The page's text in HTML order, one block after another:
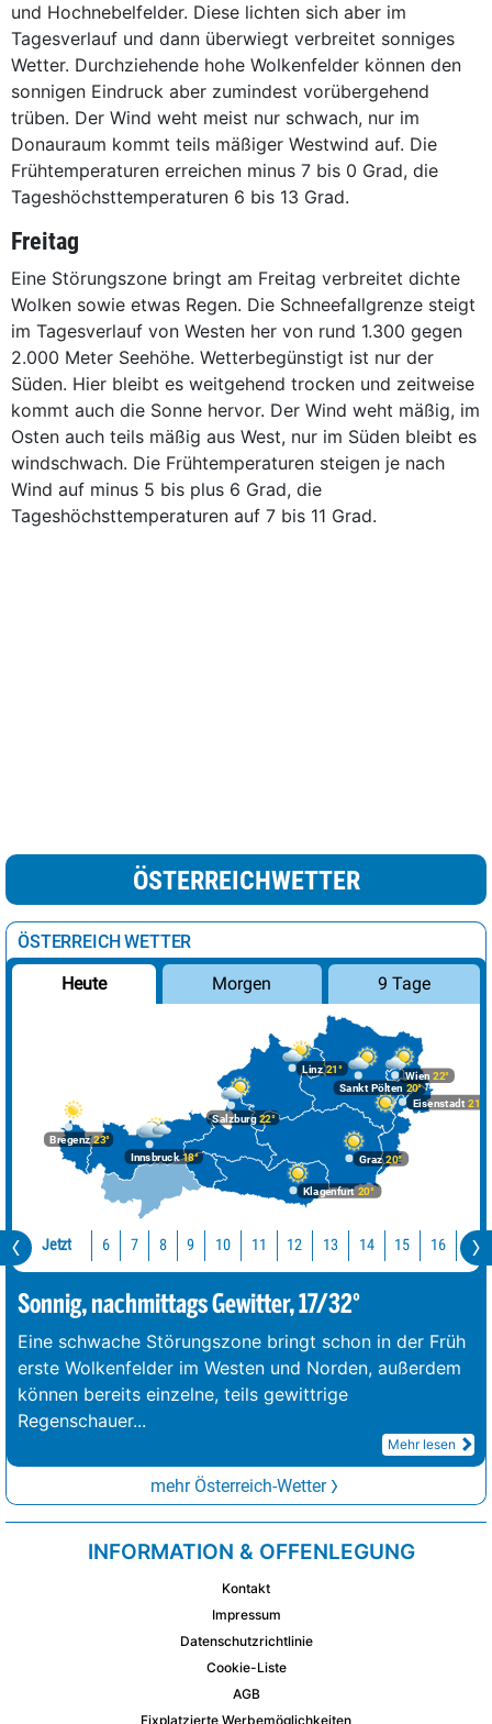
und Hochnebelfelder. Diese lichten sich aber im
Tagesverlauf und dann überwiegt verbreitet sonniges
Wetter. Durchziehende hohe Wolkenfelder können den
sonnigen Eindruck aber zumindest vorübergehend
trüben. Der Wind weht meist nur schwach, nur im
Donauraum kommt teils mäßiger Westwind auf. Die
Frühtemperaturen erreichen minus 7 bis 0 Grad, die
Tageshöchsttemperaturen 6 bis 13 Grad.
Freitag
Eine Störungszone bringt am Freitag verbreitet dichte
Wolken sowie etwas Regen. Die Schneefallgrenze steigt
im Tagesverlauf von Westen her von rund 1.300 gegen
2.000 Meter Seehöhe. Wetterbegünstigt ist nur der
Süden. Hier bleibt es weitgehend trocken und zeitweise
kommt auch die Sonne hervor. Der Wind weht mäßig, im
Osten auch teils mäßig aus West, nur im Süden bleibt es
windschwach. Die Frühtemperaturen steigen je nach
Wind auf minus 5 bis plus 6 Grad, die
Tageshöchsttemperaturen auf 7 bis 11 Grad.
ÖSTERREICHWETTER
ÖSTERREICH WETTER
Heute Morgen 9 Tage
Bregenz23°
Graz20°
Innsbruck18°
Klagenfurt 20°
Linz21°
Salzburg22°
Wien 22°
Eisenstadt 21°
Sankt Pölten 20°
Jetzt 6 7 8 9 10 11 12 13 14 15 16 17
Sonnig, nachmittags Gewitter, 17/32°
Eine schwache Störungszone bringt schon in der Früh
erste Wolkenfelder im Westen und Norden, außerdem
können bereits einzelne, teils gewittrige
Regenschauer...
Mehr lesen
mehr Österreich-Wetter
INFORMATION & OFFENLEGUNG
Kontakt
Impressum
Datenschutzrichtlinie
Cookie-Liste
AGB
Fixplatzierte Werbemöglichkeiten